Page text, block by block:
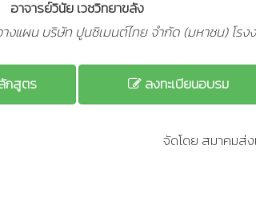
อาจารย์วินัย เวชวิทยาขลัง
งแผน บริษัท ปูนซิเมนต์ไทย จำกัด (มหาชน) โรง
กสูตร ลงทะเบียนอบรม
จัดโดย สมาคมส่